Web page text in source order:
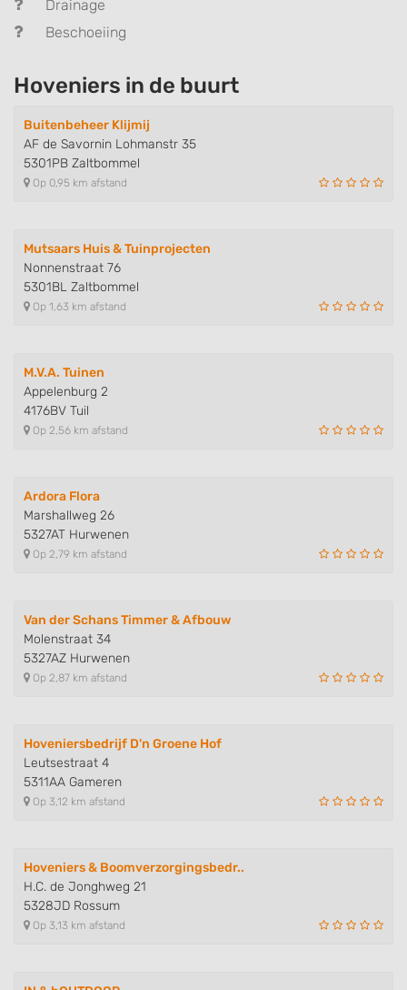
Drainage
Beschoeiing
Hoveniers in de buurt
Buitenbeheer Klijmij
AF de Savornin Lohmanstr 35
5301PB Zaltbommel
Op 0,95 km afstand
Mutsaars Huis & Tuinprojecten
Nonnenstraat 76
5301BL Zaltbommel
Op 1,63 km afstand
M.V.A. Tuinen
Appelenburg 2
4176BV Tuil
Op 2,56 km afstand
Ardora Flora
Marshallweg 26
5327AT Hurwenen
Op 2,79 km afstand
Van der Schans Timmer & Afbouw
Molenstraat 34
5327AZ Hurwenen
Op 2,87 km afstand
Hoveniersbedrijf D'n Groene Hof
Leutsestraat 4
5311AA Gameren
Op 3,12 km afstand
Hoveniers & Boomverzorgingsbedr..
H.C. de Jonghweg 21
5328JD Rossum
Op 3,13 km afstand